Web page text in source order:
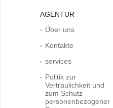
AGENTUR
Über uns
Kontakte
services
Politik zur
Vertraulichkeit und
zum Schutz
personenbezogener